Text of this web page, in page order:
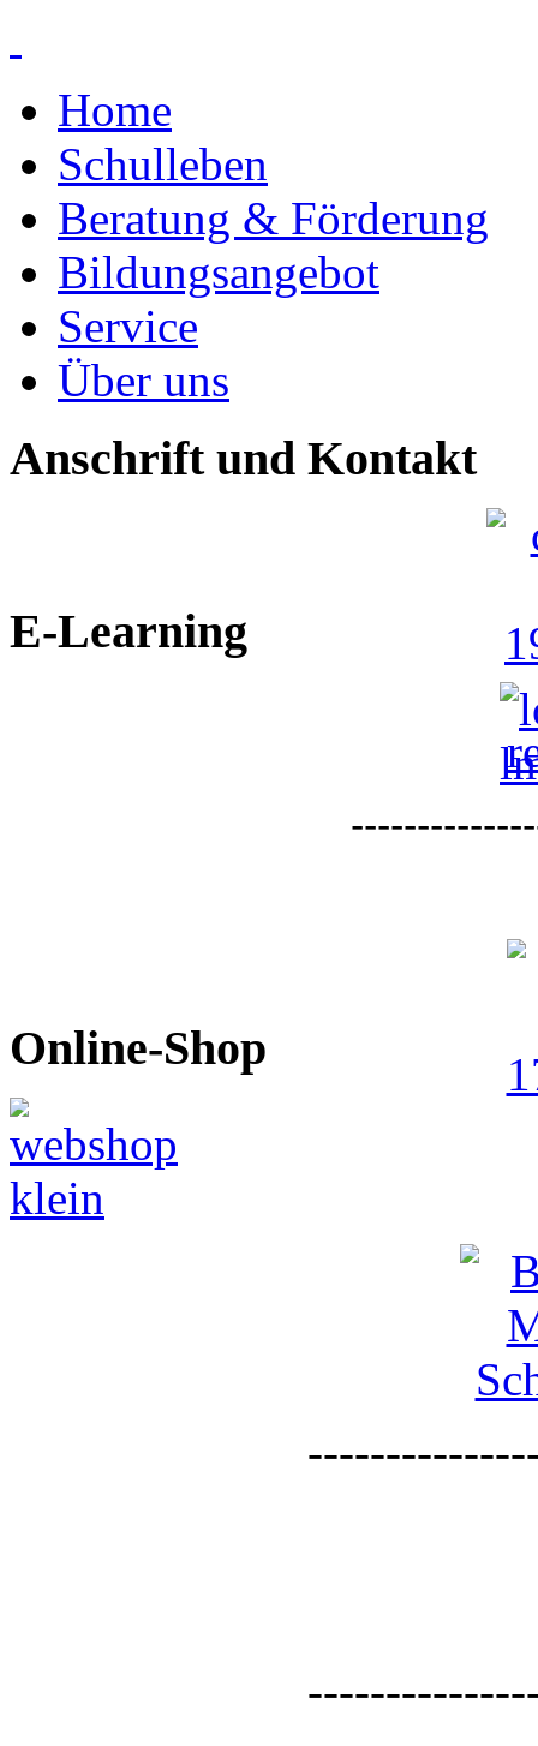
Home
Schulleben
Beratung & Förderung
Bildungsangebot
Service
Über uns
Anschrift und Kontakt
E-Learning
Online-Shop